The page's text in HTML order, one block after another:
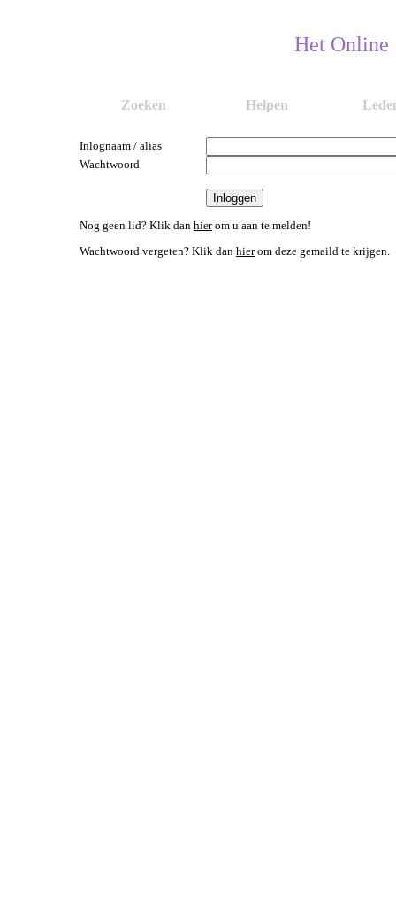
Het Online
Zoeken Helpen
Inlognaam / alias
Wachtwoord
Nog geen lid? Klik dan hierom u aan te melden!
Wachtwoord vergeten? Klik dan hierom deze gemaild te krijgen.